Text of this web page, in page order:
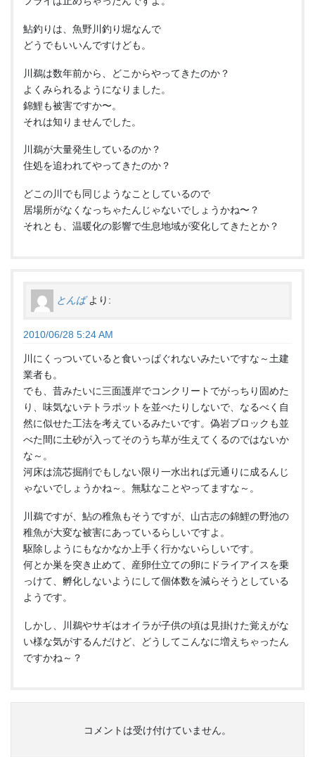
鮎釣りは、魚野川釣り堀なんで
どうでもいいんですけども。
川鵜は数年前から、どこからやってきたのか？
よくみられるようになりました。
錦鯉も被害ですか〜。
それは知りませんでした。
川鵜が大量発生しているのか？
住処を追われてやってきたのか？
どこの川でも同じようなことしているので
居場所がなくなっちゃたんじゃないでしょうかね〜？
それとも、温暖化の影響で生息地域が変化してきたとか？
とんば より:
2010/06/28 5:24 AM
川にくっついていると食いっぱぐれないみたいですな～土建
業者も。
でも、昔みたいに三面護岸でコンクリートでがっちり固めた
り、味気ないテトラポットを並べたりしないで、なるべく自
然に似せた工法を考えているみたいです。偽岩ブロックも並
べた間に土砂が入ってそのうち草が生えてくるのではないか
な～。
河床は流芯掘削でもしない限り一水出れば元通りに成るんじ
ゃないでしょうかね～。無駄なことやってますな～。
川鵜ですが、鮎の稚魚もそうですが、山古志の錦鯉の野池の
稚魚が大変な被害にあっているらしいですよ。
駆除しようにもなかなか上手く行かないらしいです。
何とか巣を突き止めて、産卵仕立ての卵にドライアイスを乗
っけて、孵化しないようにして個体数を減らそうとしている
ようです。
しかし、川鵜やサギはオイラが子供の頃は見掛けた覚えがな
い様な気がするんだけど、どうしてこんなに増えちゃったん
ですかね～？
コメントは受け付けていません。